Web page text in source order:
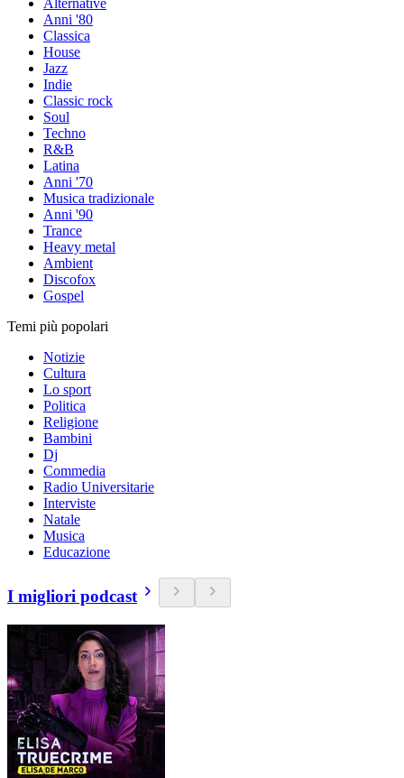
Alternative
Anni '80
Classica
House
Jazz
Indie
Classic rock
Soul
Techno
R&B
Latina
Anni '70
Musica tradizionale
Anni '90
Trance
Heavy metal
Ambient
Discofox
Gospel
Temi più popolari
Notizie
Cultura
Lo sport
Politica
Religione
Bambini
Dj
Commedia
Radio Universitarie
Interviste
Natale
Musica
Educazione
I migliori podcast